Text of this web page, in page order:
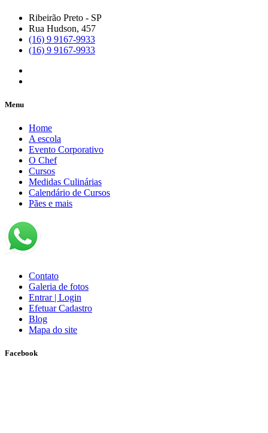
Ribeirão Preto - SP
Rua Hudson, 457
(16) 9 9167-9933
(16) 9 9167-9933
Menu
Home
A escola
Evento Corporativo
O Chef
Cursos
Medidas Culinárias
Calendário de Cursos
Pães e mais
Contato
Galeria de fotos
Entrar | Login
Efetuar Cadastro
Blog
Mapa do site
Facebook